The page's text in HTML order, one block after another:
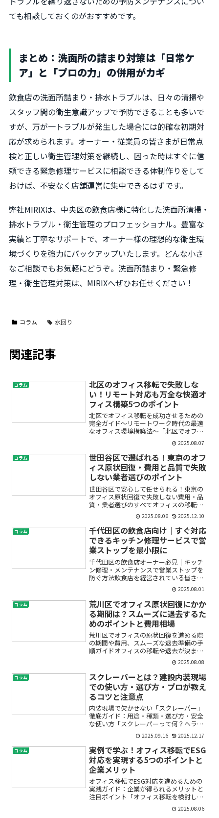
ても相談しておくのがおすすめです。
まとめ：洗面所の詰まり対策は「日常ケ
ア」と「プロの力」の併用がカギ
飲食店の洗面所詰まり・排水トラブルは、日々の清掃や
スタッフ間の衛生意識アップで予防できることも多いで
すが、万が一トラブルが発生した場合には的確な初期対
応が求められます。オーナー・従業員の皆さまが日常点
検と正しい衛生管理対策を継続し、困った時はすぐに信
頼できる緊急修理サービスに相談できる体制作りをして
おけば、不安なく店舗運営に集中できるはずです。
弊社MIRIXは、中央区の飲食店様に特化した洗面所清掃・
排水トラブル・衛生管理のプロフェッショナル。豊富な
実績と丁寧なサポートで、オーナー様の理想的な衛生環
境づくりを強力にバックアップいたします。どんな小さ
なご相談でもお気軽にどうぞ。洗面所詰まり・緊急修
理・衛生管理対策は、MIRIXへぜひお任せください！
コラム 水回り
関連記事
コラム
北区のオフィス移転で失敗しな
い！リモート対応も万全な快適オ
フィス構築5つのポイント
北区でオフィス移転を成功させるための
完全ガイド〜リモートワーク時代の最適
なオフィス環境構築法〜「北区でオフィ
スを移転したいけれど、どこから手をつ
ければいいのかわからない」「リモート
ワーク対応も進めたいけれど、何を用意
すればいい？」とお悩みで...
2025.08.07
コラム
世田谷区で選ばれる！東京のオフ
ィス原状回復・費用と品質で失敗
しない業者選びのポイント
世田谷区で安心して任せられる！東京の
オフィス原状回復で失敗しない費用・品
質・業者選びのすべてオフィスの移転や
退去を控えて「原状回復って何から始め
ればいいの？」「費用はどのくらいかか
るの？」「世田谷区や東京で信頼できる
原状回復業者はどうやって...
2025.08.06 2025.12.10
コラム
千代田区の飲食店向け｜すぐ対応
できるキッチン修理サービスで営
業ストップを最小限に
千代田区の飲食店オーナー必見｜キッチ
ン修理・メンテナンスで営業ストップを
防ぐ方法飲食店を経営されている皆さ
ま、突然のキッチントラブルに不安を感
じていませんか？「水漏れが止まらな
い」「機械が動かない」「厨房設備から
異音が…」など、営業中や仕込...
2025.08.01
コラム
荒川区でオフィス原状回復にかか
る期間は？スムーズに退去するた
めのポイントと費用相場
荒川区でオフィスの原状回復を進める際
の期間や費用、スムーズな退去準備の手
順ガイドオフィスの移転や退去が決まっ
たとき、「原状回復って何をするの？」
「費用や期間はどのくらいかかるの？」
「退去準備で失敗しないためには？」と
不安や疑問を感じていませ...
2025.08.08
コラム
スクレーパーとは？建設内装現場
での使い方・選び方・プロが教え
るコツと注意点
内装現場で欠かせない「スクレーパー」
徹底ガイド：用途・種類・選び方・安全
な使い方「スクレーパーって何？ヘラと
何が違うの？」——内装の現場用語は、
初めての方にはわかりにくいものが多い
ですよね。この記事では、内装職人が日
常的に使う「スクレーパー...
2025.09.16 2025.12.17
コラム
実例で学ぶ！オフィス移転でESG
対応を実現する5つのポイントと
企業メリット
オフィス移転でESG対応を進めるための
実践ガイド：企業が得られるメリットと
注目ポイント「オフィス移転を検討して
いるけど、ESG対応やサステナブルなオ
フィスづくりって何から始めたらいい
2025.08.06